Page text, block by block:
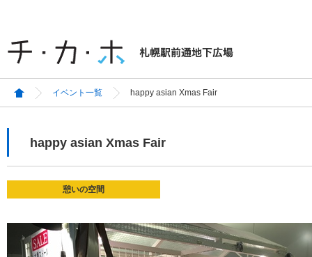
イベント一覧 happy asian Xmas Fair
happy asian Xmas Fair
憩いの空間